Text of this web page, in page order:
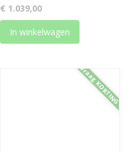
€ 1.039,00
In winkelwagen
Vraag KORTING